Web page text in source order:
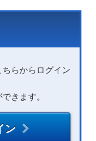
らからログイン
きます。
ン